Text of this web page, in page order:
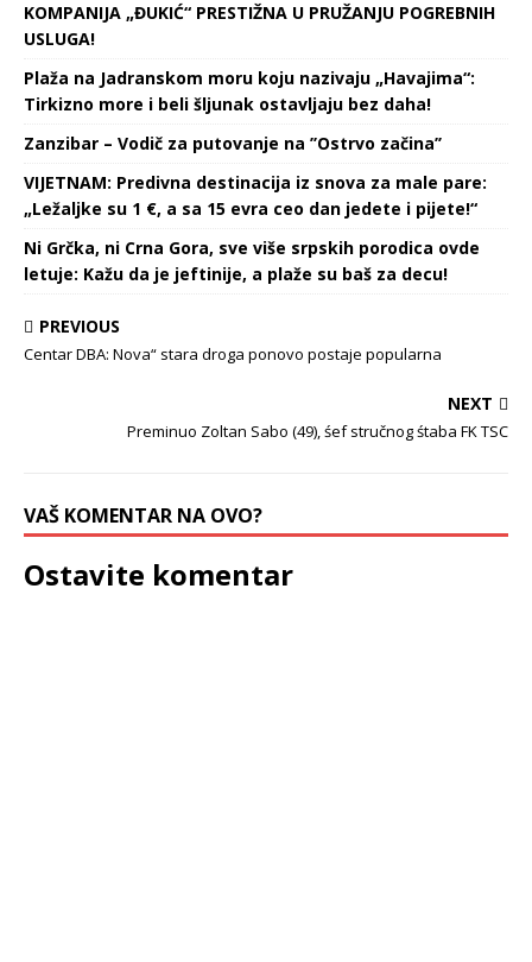
KOMPANIJA „ĐUKIĆ“ PRESTIŽNA U PRUŽANJU POGREBNIH
USLUGA!
Plaža na Jadranskom moru koju nazivaju „Havajima“:
Tirkizno more i beli šljunak ostavljaju bez daha!
Zanzibar – Vodič za putovanje na ’’Ostrvo začina’’
VIJETNAM: Predivna destinacija iz snova za male pare:
„Ležaljke su 1 €, a sa 15 evra ceo dan jedete i pijete!“
Ni Grčka, ni Crna Gora, sve više srpskih porodica ovde
letuje: Kažu da je jeftinije, a plaže su baš za decu!
PREVIOUS
Centar DBA: Nova“ stara droga ponovo postaje popularna
NEXT
Preminuo Zoltan Sabo (49), śef stručnog śtaba FK TSC
VAŠ KOMENTAR NA OVO?
Ostavite komentar